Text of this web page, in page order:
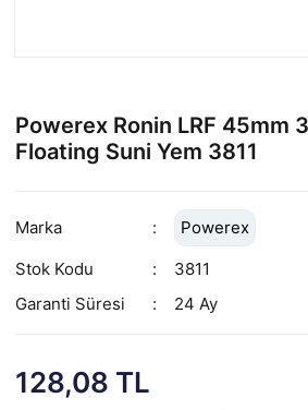
Powerex Ronin LRF 45mm
Floating Suni Yem 3811
Marka
Powerex
Stok Kodu
3811
Garanti Süresi
24 Ay
128,08 TL